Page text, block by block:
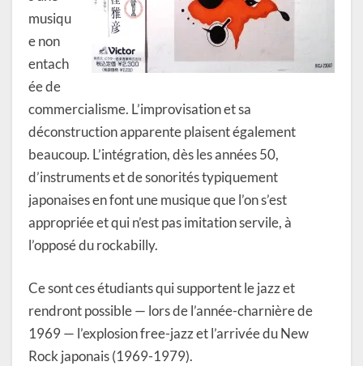
musiqu
e non
entach
ée de
commercialisme. L’improvisation et sa
déconstruction apparente plaisent également
beaucoup. L’intégration, dès les années 50,
d’instruments et de sonorités typiquement
japonaises en font une musique que l’on s’est
appropriée et qui n’est pas imitation servile, à
l’opposé du rockabilly.
Ce sont ces étudiants qui supportent le jazz et
rendront possible — lors de l’année-charnière de
1969 — l’explosion free-jazz et l’arrivée du New
Rock japonais (1969-1979).